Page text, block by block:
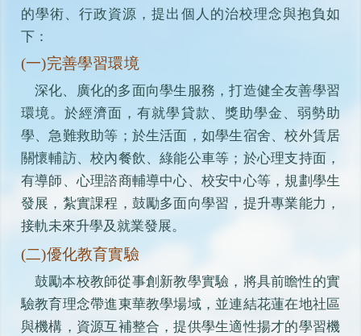
的學術、行政資源，提出個人的治校理念與抱負如
下：
(一)完善學習環境
深化、廣化的多面向學生服務，打造健全友善學習
環境。於經濟面，有就學貸款、獎助學金、弱勢助
學、急難救助等；於生活面，如學生宿舍、校外賃居
關懷輔訪、校內餐飲、綠能公車等；於心理支持面，
有導師、心理諮商輔導中心、校安中心等，規劃學生
發展，紮實課程，鼓勵多面向學習，提升專業能力，
接軌未來升學及就業發展。
(二)優化教育實驗
鼓勵本校教師從事創新教學實驗，將具前瞻性的實
驗教育理念帶進東華教學場域，並連結花蓮在地社區
與機構，資源互補整合，提供學生適性揚才的學習機